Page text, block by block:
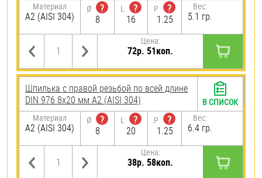
Материал
А2 (AISI 304)
Ø
?
8
L
?
16
P
?
1.25
Вес:
5.1 гр.
Цена:
72р. 51коп.
Шпилька с правой резьбой по всей длине
DIN 976 8х20 мм А2 (AISI 304)
Материал
А2 (AISI 304)
Ø
?
8
L
?
20
P
?
1.25
Вес:
6.4 гр.
Цена:
38р. 58коп.
В СПИСОК